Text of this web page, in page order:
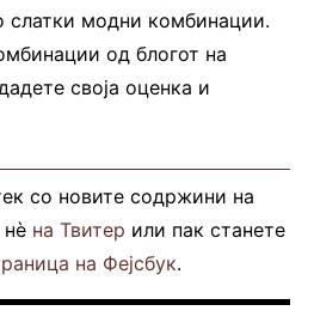
слатки модни комбинации.
од блогот на
своја оценка и
со новите содржини на
на Твитер или пак станете
на Фејсбук.